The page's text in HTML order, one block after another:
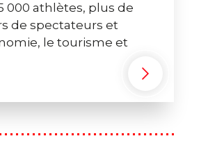
000 athlètes, plus de
de spectateurs et
le tourisme et